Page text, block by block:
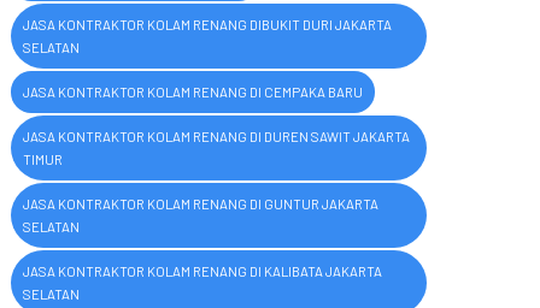
JASA KONTRAKTOR KOLAM RENANG DIBUKIT DURI JAKARTA
SELATAN
JASA KONTRAKTOR KOLAM RENANG DI CEMPAKA BARU
JASA KONTRAKTOR KOLAM RENANG DI DUREN SAWIT JAKARTA
TIMUR
JASA KONTRAKTOR KOLAM RENANG DI GUNTUR JAKARTA
SELATAN
JASA KONTRAKTOR KOLAM RENANG DI KALIBATA JAKARTA
SELATAN